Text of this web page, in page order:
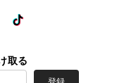
取る